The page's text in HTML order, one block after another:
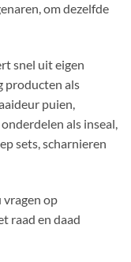
om dezelfde
snel uit eigen
producten als
puien,
als inseal,
sets, scharnieren
vragen op
raad en daad